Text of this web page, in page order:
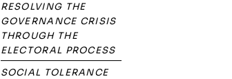
RESOLVING THE
GOVERNANCE CRISIS
THROUGH THE
ELECTORAL PROCESS
SOCIAL TOLERANCE